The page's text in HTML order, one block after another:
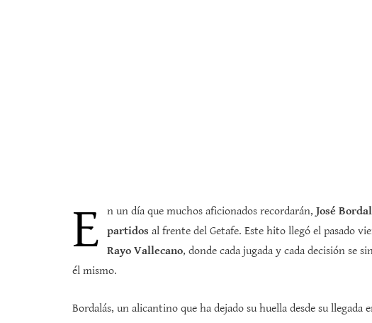
E n un día que muchos aficionados recordarán, José
partidos al frente del Getafe. Este hito llegó el pasado
Rayo Vallecano, donde cada jugada y cada decisión se
él mismo.
Bordalás, un alicantino que ha dejado su huella desde su